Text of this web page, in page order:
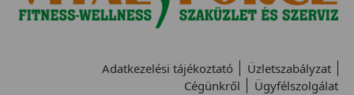
Adatkezelési tájékoztató
Üzletszabályzat
Cégünkről
Ügyfélszolgálat